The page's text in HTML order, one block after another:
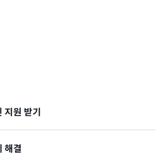
지원 받기
Console에 로그인하는 데 도움이 필
해결